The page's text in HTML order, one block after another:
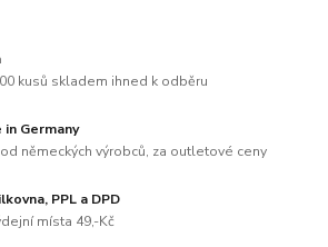
kusů skladem ihned k odběru
Germany
německých výrobců, za outletové ceny
PPL a DPD
místa 49,-Kč